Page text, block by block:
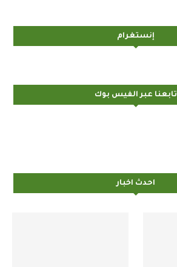
إنستغرام
تابعنا عبر الفيس بوك
احدث اخبار